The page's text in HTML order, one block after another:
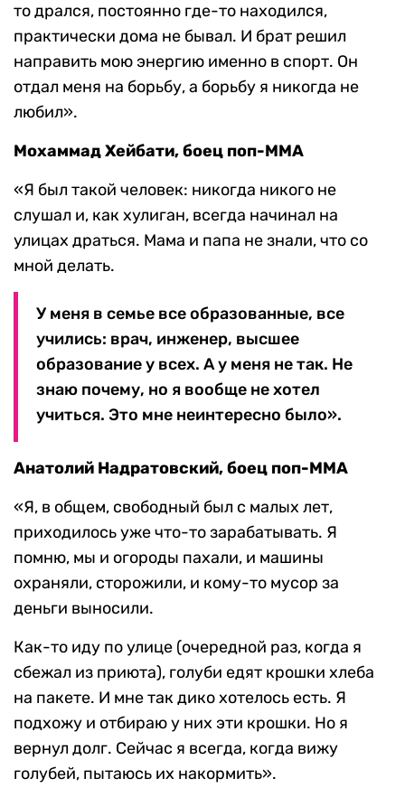
то дрался, постоянно где-то находился,
практически дома не бывал. И брат решил
направить мою энергию именно в спорт. Он
отдал меня на борьбу, а борьбу я никогда не
любил».
Мохаммад Хейбати, боец поп-MMA
«Я был такой человек: никогда никого не
слушал и, как хулиган, всегда начинал на
улицах драться. Мама и папа не знали, что со
мной делать.
У меня в семье все образованные, все
учились: врач, инженер, высшее
образование у всех. А у меня не так. Не
знаю почему, но я вообще не хотел
учиться. Это мне неинтересно было».
Анатолий Надратовский, боец поп-MMA
«Я, в общем, свободный был с малых лет,
приходилось уже что-то зарабатывать. Я
помню, мы и огороды пахали, и машины
охраняли, сторожили, и кому-то мусор за
деньги выносили.
Как-то иду по улице (очередной раз, когда я
сбежал из приюта), голуби едят крошки хлеба
на пакете. И мне так дико хотелось есть. Я
подхожу и отбираю у них эти крошки. Но я
вернул долг. Сейчас я всегда, когда вижу
голубей, пытаюсь их накормить».